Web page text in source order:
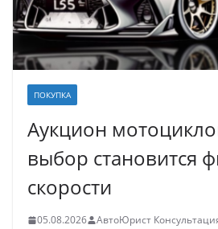
ПОКУПКА
Аукцион
выбор становится
скорости
05.08.2026 АвтоЮрист